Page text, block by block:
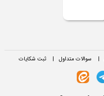
| سوالات متداول | ثبت شکایات